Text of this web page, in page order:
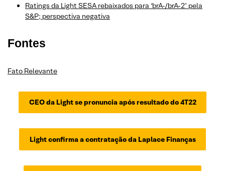
Ratings da Light SESA rebaixados para ‘brA-/brA-2’ pela
S&P; perspectiva negativa
Fontes
Fato Relevante
CEO da Light se pronuncia após resultado do 4T22
Light confirma a contratação da Laplace Finanças